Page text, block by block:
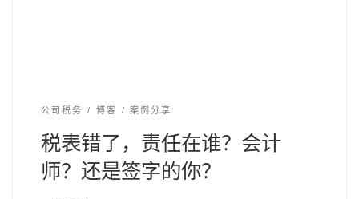
公司税务 博客 案例分享
税表错了，责任在谁？会计
师？还是签字的你？